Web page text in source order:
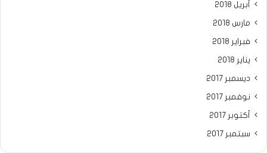
أبريل 2018
مارس 2018
فبراير 2018
يناير 2018
ديسمبر 2017
نوفمبر 2017
أكتوبر 2017
سبتمبر 2017